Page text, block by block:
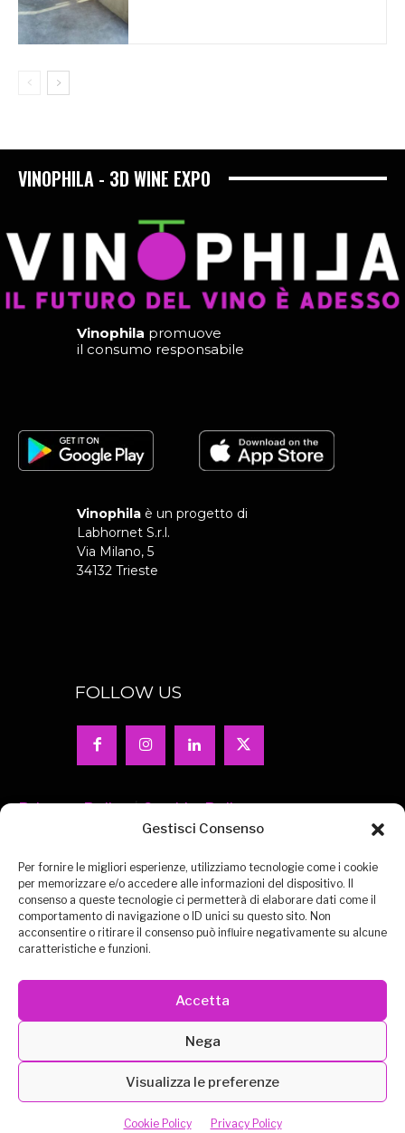
Gestisci Consenso
Per fornire le migliori esperienze, utilizziamo tecnologie come i cookie
per memorizzare e/o accedere alle informazioni del dispositivo. Il
consenso a queste tecnologie ci permetterà di elaborare dati come il
comportamento di navigazione o ID unici su questo sito. Non
acconsentire o ritirare il consenso può influire negativamente su alcune
caratteristiche e funzioni.
Accetta
Nega
Visualizza le preferenze
Cookie Policy Privacy Policy
VINOPHILA - 3D WINE EXPO
Vinophila promuove
il consumo responsabile
Vinophila è un progetto di
Labhornet S.r.l.
Via Milano, 5
34132 Trieste
FOLLOW US
Privacy-Policy|Cookie-Policy
CONTATTACI EXPO VIRTUALE MISSION
ESPOSITORI DEUTSCH ENGLISH
Powered by ADVEPA COMMUNICATION s.r.l.